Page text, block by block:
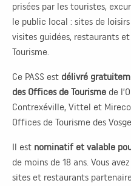
prisées par les touristes,
le public local : sites de
visites guidées, restaurants
Tourisme.
Ce PASS est délivré
des Offices de Tourisme de
Contrexéville, Vittel et
Offices de Tourisme des
Il est nominatif et valable
de moins de 18 ans. Vous
sites et restaurants